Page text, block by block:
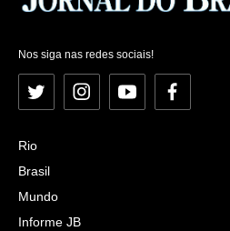
Nos siga nas redes sociais!
Twitter InstagramYouTubeFacebook
Rio
Brasil
Mundo
Informe JB